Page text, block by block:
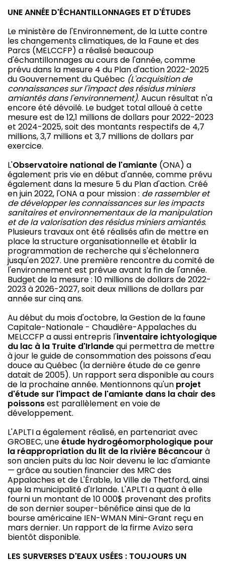
UNE ANNÉE D'ÉCHANTILLONNAGES ET D'ÉTUDES
Le ministère de l'Environnement, de la Lutte contre
les changements climatiques, de la Faune et des
Parcs (MELCCFP) a réalisé beaucoup
d'échantillonnages au cours de l'année, comme
prévu dans la mesure 4 du Plan d'action 2022-2025
du Gouvernement du Québec (L'acquisition de
connaissances sur l'impact des résidus miniers
amiantés dans l'environnement). Aucun résultat n'a
encore été dévoilé. Le budget total alloué à cette
mesure est de 12,1 millions de dollars pour 2022-2023
et 2024-2025, soit des montants respectifs de 4,7
millions, 3,7 millions et 3,7 millions de dollars par
exercice.
L'Observatoire national de l'amiante (ONA) a
également pris vie en début d'année, comme prévu
également dans la mesure 5 du Plan d'action. Créé
en juin 2022, l'ONA a pour mission : de rassembler et
de développer les connaissances sur les impacts
sanitaires et environnementaux de la manipulation
et de la valorisation des résidus miniers amiantés.
Plusieurs travaux ont été réalisés afin de mettre en
place la structure organisationnelle et établir la
programmation de recherche qui s'échelonnera
jusqu'en 2027. Une première rencontre du comité de
l'environnement est prévue avant la fin de l'année.
Budget de la mesure : 10 millions de dollars de 2022-
2023 à 2026-2027, soit deux millions de dollars par
année sur cinq ans.
Au début du mois d'octobre, la Gestion de la faune
Capitale-Nationale - Chaudière-Appalaches du
MELCCFP a aussi entrepris l'inventaire ichtyologique
du lac à la Truite d'Irlandequi permettra de mettre
à jour le guide de consommation des poissons d'eau
douce au Québec (la dernière étude de ce genre
datait de 2005). Un rapport sera disponible au cours
de la prochaine année. Mentionnons qu'un projet
d'étude sur l'impact de l'amiante dans la chair des
poissonsest parallèlement en voie de
développement.
L'APLTI a également réalisé, en partenariat avec
GROBEC, uneétude hydrogéomorphologique pour
la réappropriation du lit de la rivière Bécancour à
son ancien puits du lac Noir devenu le lac d'amiante
— grâce au soutien financier des MRC des
Appalaches et de L'Érable, la Ville de Thetford, ainsi
que la municipalité d'Irlande. L'APLTI a quant à elle
fourni un montant de 10 000$ provenant des profits
de son dernier souper-bénéfice ainsi que de la
bourse américaine IEN-WMAN Mini-Grant reçu en
mars dernier. Un rapport de la firme Avizo sera
bientôt disponible.
LES SURVERSES D'EAUX USÉES : TOUJOURS UN